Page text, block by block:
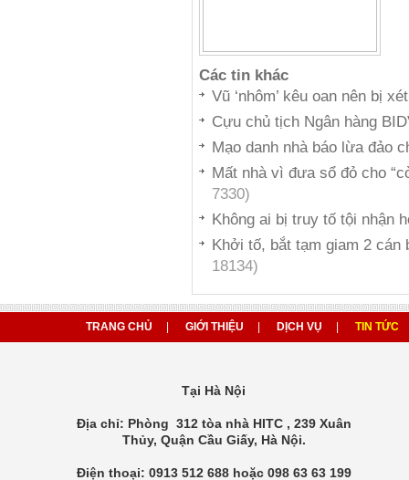
Các tin khác
Vũ ‘nhôm’ kêu oan nên bị
Cựu chủ tịch Ngân hàng
Mạo danh nhà báo lừa đảo
Mất nhà vì đưa sổ đỏ cho
7330)
Không ai bị truy tố tội nhận
Khởi tố, bắt tạm giam 2
18134)
TRANG CHỦ | GIỚI THIỆU | DỊCH VỤ | TIN TỨC
Tại Hà Nội
Địa chỉ: Phòng 312 tòa nhà HITC , 239 Xuân
Thủy, Quận Cầu Giấy, Hà Nội.
Điện thoại: 0913 512 688 hoặc 098 63 63 199